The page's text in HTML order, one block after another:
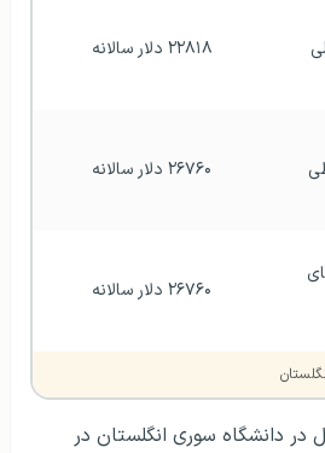
۲۲۸۱۸ دلار سالانه
۲۶۷۶۰ دلار سالانه
۲۶۷۶۰ دلار سالانه
دانشگاه سوری انگلستان در